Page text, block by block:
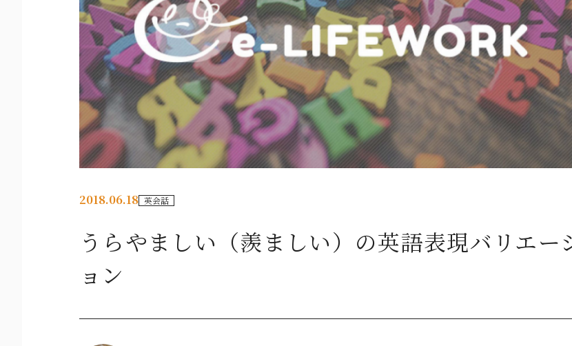
2018.06.18 英会話
うらやましい（羨ましい）の英語表現バリエー
ョン